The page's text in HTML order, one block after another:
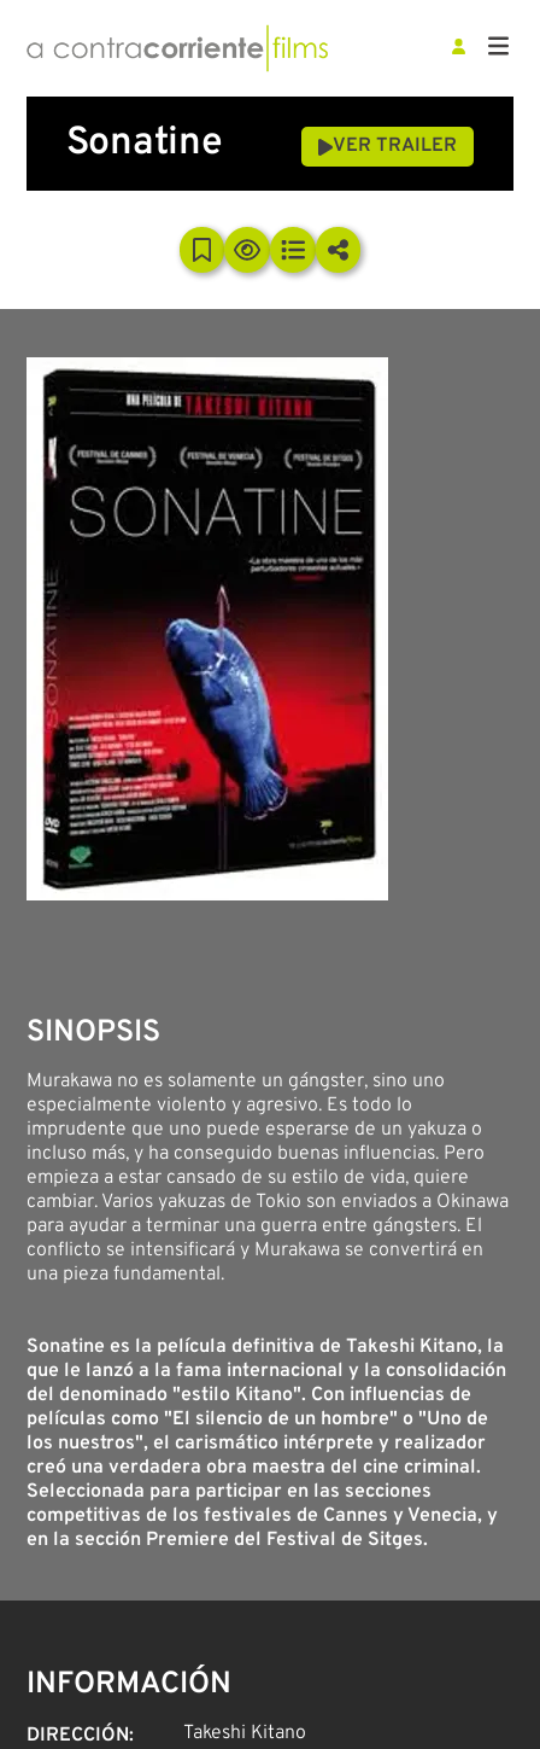
Sonatine VER TRAILER
SINOPSIS
Murakawa no es solamente un gángster, sino uno
especialmente violento y agresivo. Es todo lo
imprudente que uno puede esperarse de un yakuza o
incluso más, y ha conseguido buenas influencias. Pero
empieza a estar cansado de su estilo de vida, quiere
cambiar. Varios yakuzas de Tokio son enviados a Okinawa
para ayudar a terminar una guerra entre gángsters. El
conflicto se intensificará y Murakawa se convertirá en
una pieza fundamental.
Sonatine es la película definitiva de Takeshi Kitano, la
que le lanzó a la fama internacional y la consolidación
del denominado "estilo Kitano". Con influencias de
películas como "El silencio de un hombre" o "Uno de
los nuestros", el carismático intérprete y realizador
creó una verdadera obra maestra del cine criminal.
Seleccionada para participar en las secciones
competitivas de los festivales de Cannes y Venecia, y
en la sección Premiere del Festival de Sitges.
INFORMACIÓN
DIRECCIÓN:
Takeshi Kitano